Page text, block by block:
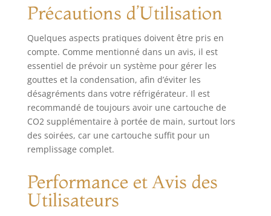
bière froide
jusqu'à 4 heures à
une température
ambiante de 27 °C
et fournir une
isolation à long
terme. Réglage de
la Pression : Vous
pouvez ajuster la
pression en
tournant le bouton
de bière, ce qui
garantit une
Précautions d’Utilisation
Quelques aspects pratiques doivent être pris en
compte. Comme mentionné dans un avis, il est
essentiel de prévoir un système pour gérer les
gouttes et la condensation, afin d’éviter les
désagréments dans votre réfrigérateur. Il est
recommandé de toujours avoir une cartouche de
CO2 supplémentaire à portée de main, surtout lors
des soirées, car une cartouche suffit pour un
remplissage complet.
Performance et Avis des
Utilisateurs